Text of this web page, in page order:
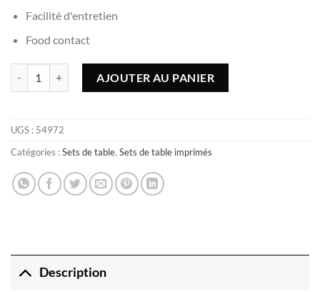
Facilité d'entretien
Food contact
AJOUTER AU PANIER
UGS : 54972
Catégories :Sets de table, Sets de table imprimés
Description